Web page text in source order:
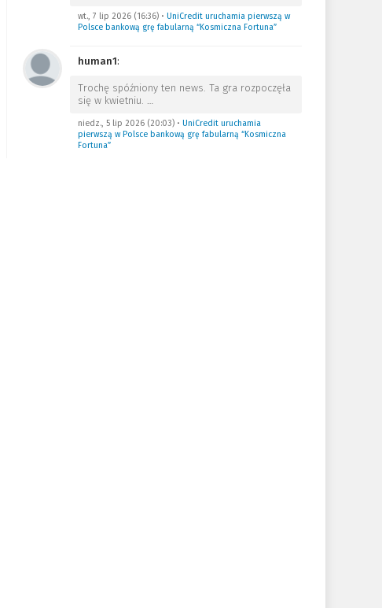
wt., 7 lip 2026 (16:36)• UniCredit uruchamia pierwszą w
Polsce bankową grę fabularną “Kosmiczna Fortuna”
human1:
Trochę spóźniony ten news. Ta gra rozpoczęła
się w kwietniu. …
niedz., 5 lip 2026 (20:03)• UniCredit uruchamia
pierwszą w Polsce bankową grę fabularną “Kosmiczna
Fortuna”